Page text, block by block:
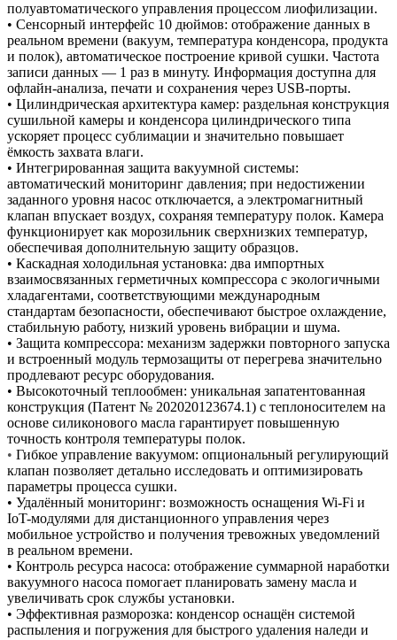
полуавтоматического управления процессом лиофилизации.
• Сенсорный интерфейс 10 дюймов: отображение данных в
реальном времени (вакуум, температура конденсора, продукта
и полок), автоматическое построение кривой сушки. Частота
записи данных — 1 раз в минуту. Информация доступна для
офлайн-анализа, печати и сохранения через USB-порты.
• Цилиндрическая архитектура камер: раздельная конструкция
сушильной камеры и конденсора цилиндрического типа
ускоряет процесс сублимации и значительно повышает
ёмкость захвата влаги.
• Интегрированная защита вакуумной системы:
автоматический мониторинг давления; при недостижении
заданного уровня насос отключается, а электромагнитный
клапан впускает воздух, сохраняя температуру полок. Камера
функционирует как морозильник сверхнизких температур,
обеспечивая дополнительную защиту образцов.
• Каскадная холодильная установка: два импортных
взаимосвязанных герметичных компрессора с экологичными
хладагентами, соответствующими международным
стандартам безопасности, обеспечивают быстрое охлаждение,
стабильную работу, низкий уровень вибрации и шума.
• Защита компрессора: механизм задержки повторного запуска
и встроенный модуль термозащиты от перегрева значительно
продлевают ресурс оборудования.
• Высокоточный теплообмен: уникальная запатентованная
конструкция (Патент № 202020123674.1) с теплоносителем на
основе силиконового масла гарантирует повышенную
точность контроля температуры полок.
• Гибкое управление вакуумом: опциональный регулирующий
клапан позволяет детально исследовать и оптимизировать
параметры процесса сушки.
• Удалённый мониторинг: возможность оснащения Wi-Fi и
IoT-модулями для дистанционного управления через
мобильное устройство и получения тревожных уведомлений
в реальном времени.
• Контроль ресурса насоса: отображение суммарной наработки
вакуумного насоса помогает планировать замену масла и
увеличивать срок службы установки.
• Эффективная разморозка: конденсор оснащён системой
распыления и погружения для быстрого удаления наледи и